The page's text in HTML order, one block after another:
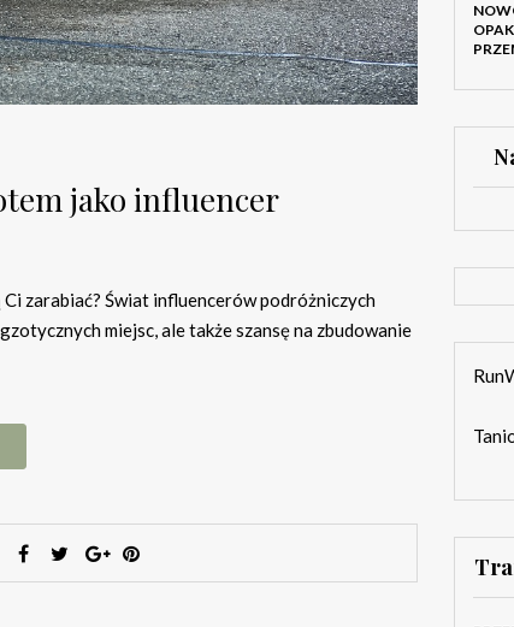
jako influencer
zarabiać? Świat influencerów podróżniczych
miejsc, ale także szansę na zbudowanie